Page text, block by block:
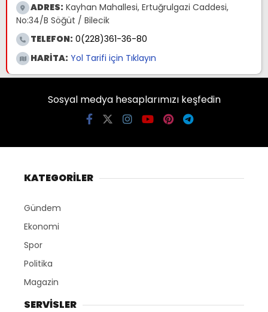
ADRES: Kayhan Mahallesi, Ertuğrulgazi Caddesi,
No:34/B Söğüt / Bilecik
TELEFON: 0(228)361-36-80
HARİTA: Yol Tarifi için Tıklayın
Sosyal medya hesaplarımızı keşfedin
KATEGORİLER
Gündem
Ekonomi
Spor
Politika
Magazin
SERVİSLER